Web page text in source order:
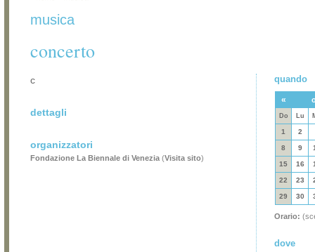
musica
concerto
c
dettagli
organizzatori
Fondazione La Biennale di Venezia (Visita sito)
quando
«
Do Lu
1 2
8 9
15 16
22 23
29 30
Orario:
dove